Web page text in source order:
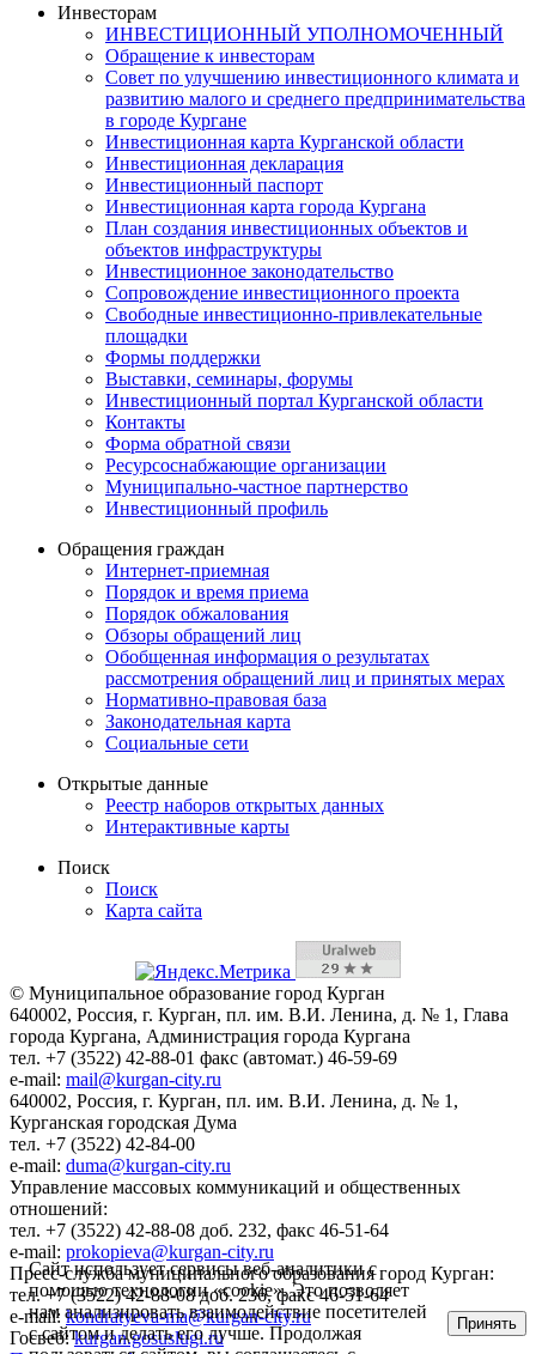
Инвесторам
ИНВЕСТИЦИОННЫЙ УПОЛНОМОЧЕННЫЙ
Обращение к инвесторам
Совет по улучшению инвестиционного климата и
развитию малого и среднего предпринимательства
в городе Кургане
Инвестиционная карта Курганской области
Инвестиционная декларация
Инвестиционный паспорт
Инвестиционная карта города Кургана
План создания инвестиционных объектов и
объектов инфраструктуры
Инвестиционное законодательство
Сопровождение инвестиционного проекта
Свободные инвестиционно-привлекательные
площадки
Формы поддержки
Выставки, семинары, форумы
Инвестиционный портал Курганской области
Контакты
Форма обратной связи
Ресурсоснабжающие организации
Муниципально-частное партнерство
Инвестиционный профиль
Обращения граждан
Интернет-приемная
Порядок и время приема
Порядок обжалования
Обзоры обращений лиц
Обобщенная информация о результатах
рассмотрения обращений лиц и принятых мерах
Нормативно-правовая база
Законодательная карта
Социальные сети
Открытые данные
Реестр наборов открытых данных
Интерактивные карты
Поиск
Поиск
Карта сайта
© Муниципальное образование город Курган
640002, Россия, г. Курган, пл. им. В.И. Ленина, д. № 1, Глава
города Кургана, Администрация города Кургана
тел. +7 (3522) 42-88-01 факс (автомат.) 46-59-69
e-mail: mail@kurgan-city.ru
640002, Россия, г. Курган, пл. им. В.И. Ленина, д. № 1,
Курганская городская Дума
тел. +7 (3522) 42-84-00
e-mail: duma@kurgan-city.ru
Управление массовых коммуникаций и общественных
отношений:
тел. +7 (3522) 42-88-08 доб. 232, факс 46-51-64
e-mail: prokopieva@kurgan-city.ru
Пресс-служба муниципального образования город Курган:
тел. +7 (3522) 42-88-08 доб. 236, факс 46-51-64
e-mail:kondratyeva-ma@kurgan-city.ru
Госвеб:kurgan.gosuslugi.ru
Сайт использует сервисы веб-аналитики с
помощью технологии «cookie». Это позволяет
нам анализировать взаимодействие посетителей
с сайтом и делать его лучше. Продолжая
Принять